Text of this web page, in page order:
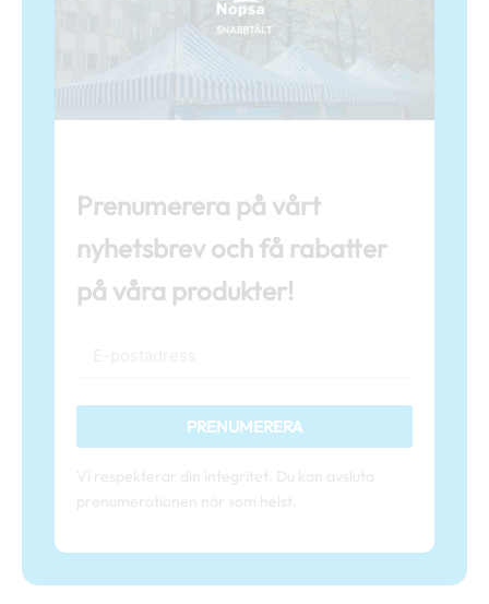
Prenumerera på vårt
nyhetsbrev och få rabatter
på våra produkter!
PRENUMERERA